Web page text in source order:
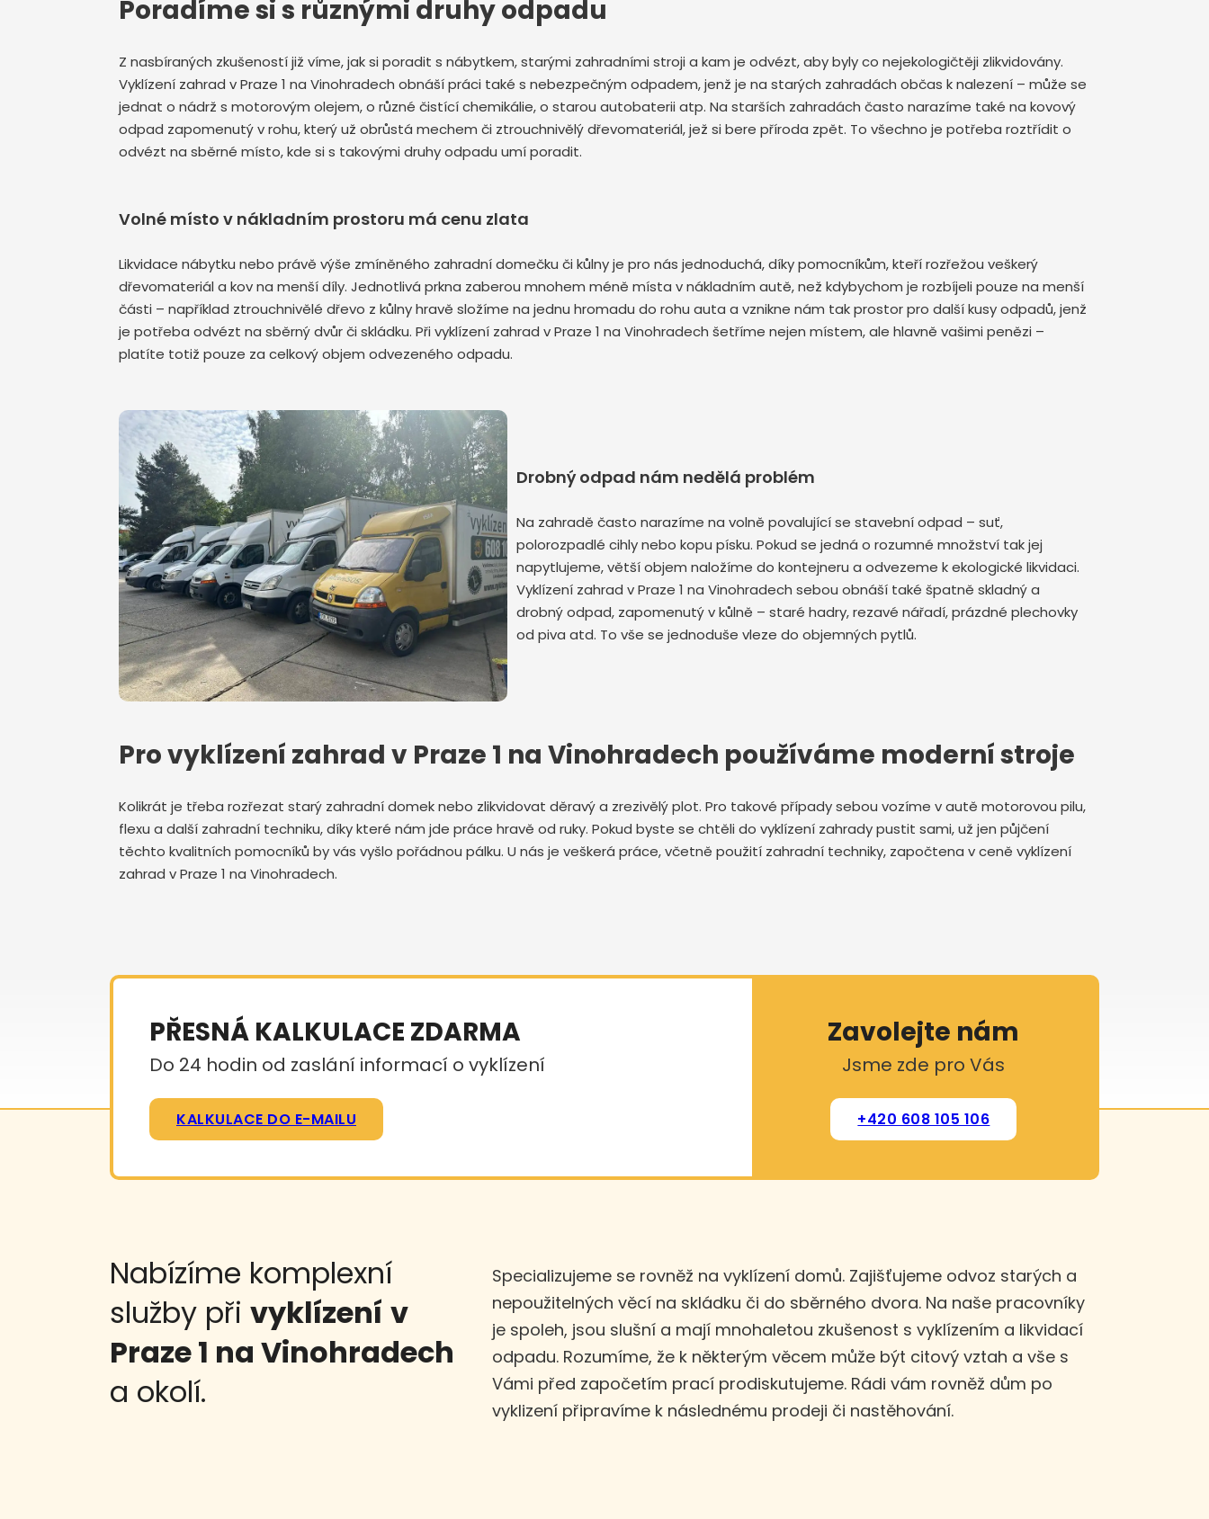
Poradíme si s různými druhy odpadu
Z nasbíraných zkušeností již víme, jak si poradit s nábytkem, starými zahradními stroji a kam je odvézt, aby byly co nejekologičtěji zlikvidovány.
Vyklízení zahrad v Praze 1 na Vinohradech obnáší práci také s nebezpečným odpadem, jenž je na starých zahradách občas k nalezení – může se
jednat o nádrž s motorovým olejem, o různé čistící chemikálie, o starou autobaterii atp. Na starších zahradách často narazíme také na kovový
odpad zapomenutý v rohu, který už obrůstá mechem či ztrouchnivělý dřevomateriál, jež si bere příroda zpět. To všechno je potřeba roztřídit o
odvézt na sběrné místo, kde si s takovými druhy odpadu umí poradit.
Volné místo v nákladním prostoru má cenu zlata
Likvidace nábytku nebo právě výše zmíněného zahradní domečku či kůlny je pro nás jednoduchá, díky pomocníkům, kteří rozřežou veškerý
dřevomateriál a kov na menší díly. Jednotlivá prkna zaberou mnohem méně místa v nákladním autě, než kdybychom je rozbíjeli pouze na menší
části – například ztrouchnivělé dřevo z kůlny hravě složíme na jednu hromadu do rohu auta a vznikne nám tak prostor pro další kusy odpadů, jenž
je potřeba odvézt na sběrný dvůr či skládku. Při vyklízení zahrad v Praze 1 na Vinohradech šetříme nejen místem, ale hlavně vašimi penězi –
platíte totiž pouze za celkový objem odvezeného odpadu.
Drobný odpad nám nedělá problém
Na zahradě často narazíme na volně povalující se stavební odpad – suť,
polorozpadlé cihly nebo kopu písku. Pokud se jedná o rozumné množství tak jej
napytlujeme, větší objem naložíme do kontejneru a odvezeme k ekologické likvidaci.
Vyklízení zahrad v Praze 1 na Vinohradech sebou obnáší také špatně skladný a
drobný odpad, zapomenutý v kůlně – staré hadry, rezavé nářadí, prázdné plechovky
od piva atd. To vše se jednoduše vleze do objemných pytlů.
Pro vyklízení zahrad v Praze 1 na Vinohradech používáme moderní stroje
Kolikrát je třeba rozřezat starý zahradní domek nebo zlikvidovat děravý a zrezivělý plot. Pro takové případy sebou vozíme v autě motorovou pilu,
flexu a další zahradní techniku, díky které nám jde práce hravě od ruky. Pokud byste se chtěli do vyklízení zahrady pustit sami, už jen půjčení
těchto kvalitních pomocníků by vás vyšlo pořádnou pálku. U nás je veškerá práce, včetně použití zahradní techniky, započtena v ceně vyklízení
zahrad v Praze 1 na Vinohradech.
PŘESNÁ KALKULACE ZDARMA
Do 24 hodin od zaslání informací o vyklízení
KALKULACE DO E-MAILU
Zavolejte nám
Jsme zde pro Vás
+420 608 105 106
Nabízíme komplexní
služby při vyklízení v
Praze 1 na Vinohradech
a okolí.
Specializujeme se rovněž na vyklízení domů. Zajišťujeme odvoz starých a
nepoužitelných věcí na skládku či do sběrného dvora. Na naše pracovníky
je spoleh, jsou slušní a mají mnohaletou zkušenost s vyklízením a likvidací
odpadu. Rozumíme, že k některým věcem může být citový vztah a vše s
Vámi před započetím prací prodiskutujeme. Rádi vám rovněž dům po
vyklizení připravíme k následnému prodeji či nastěhování.
Odeslat zprávu